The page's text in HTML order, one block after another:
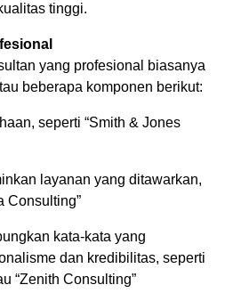
tinggi.
yang profesional biasanya
beberapa komponen berikut:
seperti “Smith & Jones
layanan yang ditawarkan,
Consulting”
kata-kata yang
dan kredibilitas, seperti
“Zenith Consulting”